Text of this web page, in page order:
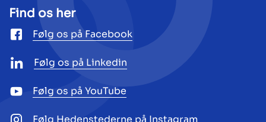
Find os her
Følg os på Facebook
Følg os på Linkedin
Følg os på YouTube
Følg Hedenstederne på Instagram